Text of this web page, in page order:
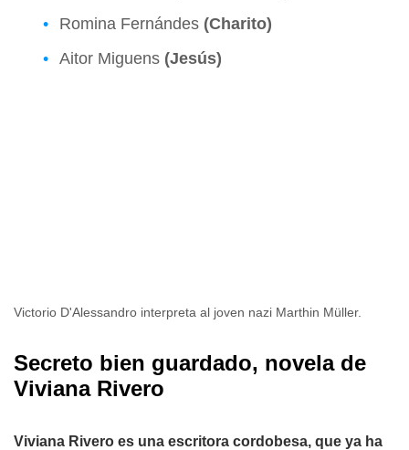
Romina Fernándes (Charito)
Aitor Miguens (Jesús)
Victorio D'Alessandro interpreta al joven nazi Marthin Müller.
Secreto bien guardado, novela de
Viviana Rivero
Viviana Rivero es una escritora cordobesa, que ya ha